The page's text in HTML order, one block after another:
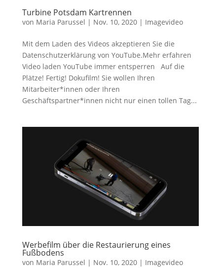
Turbine Potsdam Kartrennen
von Maria Parussel | Nov. 10, 2020| Imagevideo
Mit dem Laden des Videos akzeptieren Sie die
Datenschutzerklärung von YouTube.Mehr erfahren
Video laden YouTube immer entsperren Auf die
Plätze! Fertig! Dokufilm! Sie wollen Ihren
Mitarbeiter*innen oder Ihren
Geschäftspartner*innen nicht nur einen tollen Tag...
Werbefilm über die Restaurierung eines
Fußbodens
von Maria Parussel | Nov. 10, 2020| Imagevideo